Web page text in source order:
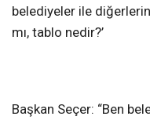
belediyeler ile
mı, tablo nedir?’
Başkan Seçer: “Ben